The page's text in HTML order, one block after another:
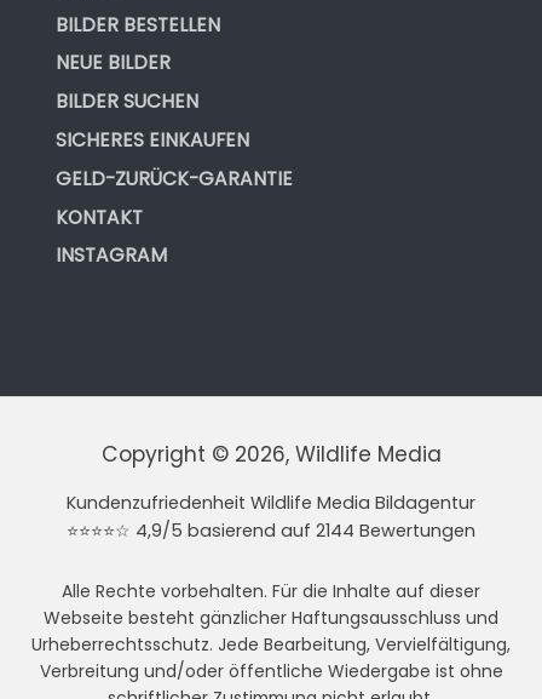
BILDER BESTELLEN
NEUE BILDER
BILDER SUCHEN
SICHERES EINKAUFEN
GELD-ZURÜCK-GARANTIE
KONTAKT
INSTAGRAM
Copyright © 2026, Wildlife Media
Kundenzufriedenheit Wildlife Media Bildagentur
⭐⭐⭐⭐☆ 4,9/5 basierend auf 2144 Bewertungen
Alle Rechte vorbehalten. Für die Inhalte auf dieser
Webseite besteht gänzlicher Haftungsausschluss und
Urheberrechtsschutz. Jede Bearbeitung, Vervielfältigung,
Verbreitung und/oder öffentliche Wiedergabe ist ohne